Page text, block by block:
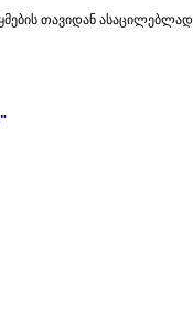
თავიდან ასაცილებლად